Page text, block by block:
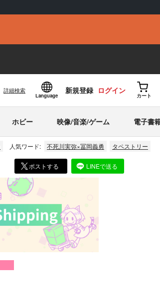
詳細検索
Language
新規登録 ログイン
カート
ホビー 映像/音楽/ゲーム 電子書
人気ワード: 不死川実弥×冨岡義勇 タペストリー
ポストする LINEで送る